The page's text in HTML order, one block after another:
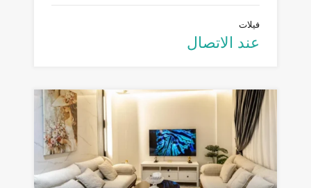
فيلات
عند الاتصال